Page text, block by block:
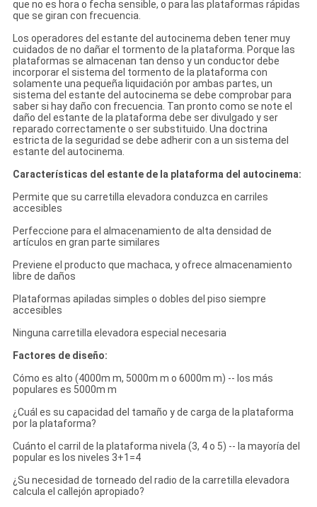
que no es hora o fecha sensible, o para las plataformas rápidas
que se giran con frecuencia.
Los operadores del estante del autocinema deben tener muy
cuidados de no dañar el tormento de la plataforma. Porque las
plataformas se almacenan tan denso y un conductor debe
incorporar el sistema del tormento de la plataforma con
solamente una pequeña liquidación por ambas partes, un
sistema del estante del autocinema se debe comprobar para
saber si hay daño con frecuencia. Tan pronto como se note el
daño del estante de la plataforma debe ser divulgado y ser
reparado correctamente o ser substituido. Una doctrina
estricta de la seguridad se debe adherir con a un sistema del
estante del autocinema.
Características del estante de la plataforma del autocinema:
Permite que su carretilla elevadora conduzca en carriles
accesibles
Perfeccione para el almacenamiento de alta densidad de
artículos en gran parte similares
Previene el producto que machaca, y ofrece almacenamiento
libre de daños
Plataformas apiladas simples o dobles del piso siempre
accesibles
Ninguna carretilla elevadora especial necesaria
Factores de diseño:
Cómo es alto (4000m m, 5000m m o 6000m m) -- los más
populares es 5000m m
¿Cuál es su capacidad del tamaño y de carga de la plataforma
por la plataforma?
Cuánto el carril de la plataforma nivela (3, 4 o 5) -- la mayoría del
popular es los niveles 3+1=4
¿Su necesidad de torneado del radio de la carretilla elevadora
calcula el callejón apropiado?